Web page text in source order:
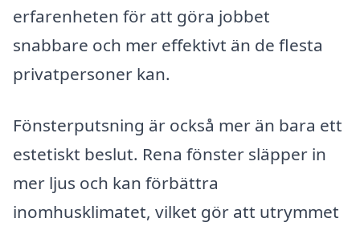
erfarenheten för att göra jobbet
snabbare och mer effektivt än de flesta
privatpersoner kan.
Fönsterputsning är också mer än bara ett
estetiskt beslut. Rena fönster släpper in
mer ljus och kan förbättra
inomhusklimatet, vilket gör att utrymmet